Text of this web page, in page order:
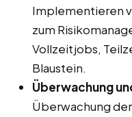
Implementieren
zum
Vollzeitjobs,
Blaustein.
Überwachung
Überwachung